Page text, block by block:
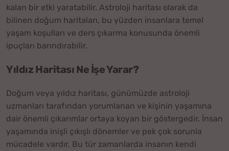
kalan bir etki yaratabilir. Astroloji haritası olarak da
bilinen doğum haritaları, bu yüzden insanlara temel
yaşam koşulları ve ders çıkarma konusunda önemli
ipuçları barındırabilir.
Yıldız Haritası Ne İşe Yarar?
Doğum veya yıldız haritası, günümüzde astroloji
uzmanları tarafından yorumlanan ve kişinin yaşamına
dair önemli çıkarımlar ortaya koyan bir göstergedir. İnsan
yaşamında inişli çıkışlı dönemler ve pek çok sorunla
mücadele vardır. Bu tür zamanlarda insanın kendi